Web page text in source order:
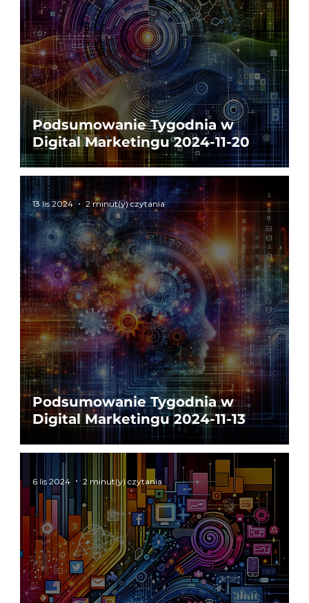
Podsumowanie Tygodnia w
Digital Marketingu 2024-11-20
Podsumowanie Tygodnia w
Digital Marketingu 2024-11-13
13 lis 2024 2 minut(y) czytania
6 lis 2024 2 minut(y) czytania